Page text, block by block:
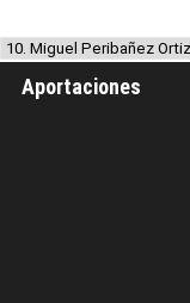
Aportaciones